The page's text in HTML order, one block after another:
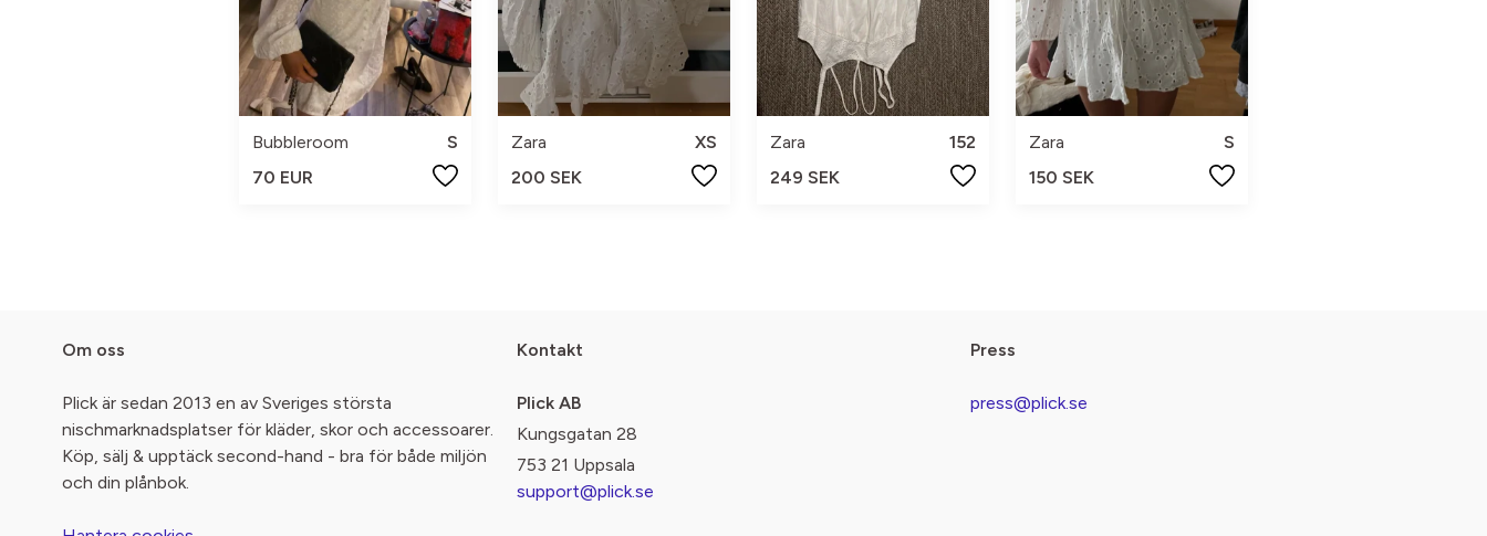
Bubbleroom
S
70 EUR
Zara
XS
200 SEK
Zara
152
249 SEK
Zara
S
150 SEK
Om oss
Plick är sedan 2013 en av Sveriges största
nischmarknadsplatser för kläder, skor och accessoarer.
Köp, sälj & upptäck second-hand - bra för både miljön
och din plånbok.
Kontakt
Plick AB
Kungsgatan 28
753 21 Uppsala
support@plick.se
Press
press@plick.se